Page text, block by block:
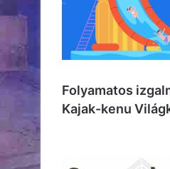
Folyamatos
Kajak-kenu